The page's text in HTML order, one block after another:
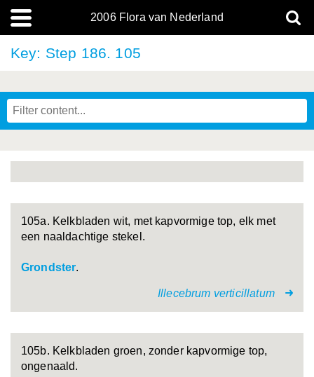
2006 Flora van Nederland
Key: Step 186. 105
105a. Kelkbladen wit, met kapvormige top, elk met
een naaldachtige stekel.
Grondster.
Illecebrum verticillatum
105b. Kelkbladen groen, zonder kapvormige top,
ongenaald.